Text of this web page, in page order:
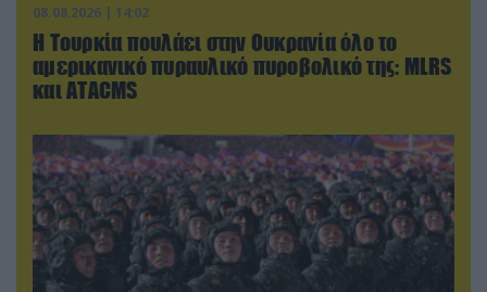
08.08.2026 | 14:02
Η Τουρκία πουλάει στην Ουκρανία όλο το
αμερικανικό πυραυλικό πυροβολικό της: MLRS
και ΑΤΑCMS